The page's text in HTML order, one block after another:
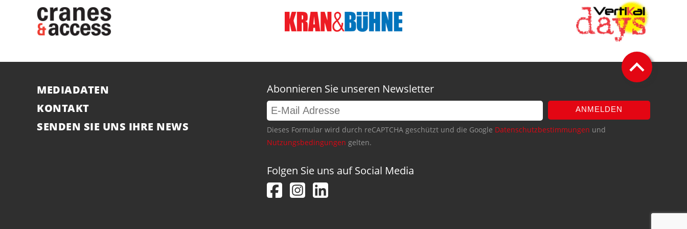
MEDIADATEN
KONTAKT
SENDEN SIE UNS IHRE NEWS
Abonnieren Sie unseren Newsletter
ANMELDEN
Dieses Formular wird durch reCAPTCHA geschützt und die Google Datenschutzbestimmungen und
Nutzungsbedingungen gelten.
Folgen Sie uns auf Social Media